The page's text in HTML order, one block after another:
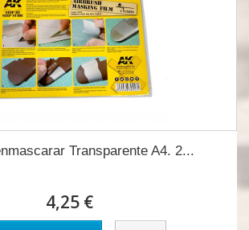
Transparente A4. 2...
4,25 €